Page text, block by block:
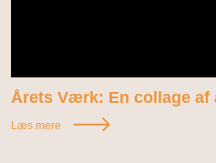
Årets Værk: En collage af
Læs mere